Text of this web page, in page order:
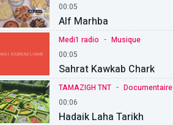
00:05
Alf Marhba
Medi1 radio - Musique
00:05
Sahrat Kawkab Chark
TAMAZIGH TNT - Documentaire
00:06
Hadaik Laha Tarikh